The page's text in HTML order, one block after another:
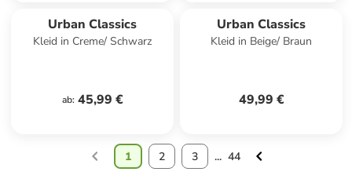
Urban Classics
Kleid in Creme/ Schwarz
ab: 45,99 €
Urban Classics
Kleid in Beige/ Braun
49,99 €
1 2 3 ... 44